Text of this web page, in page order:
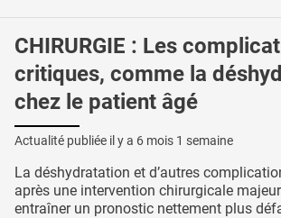
CHIRURGIE : Les
critiques, comme la
chez le patient âgé
Actualité publiée il y a 6 mois 1 semaine
La déshydratation et d’autres
après une intervention chirurgicale
entraîner un pronostic nettement plus